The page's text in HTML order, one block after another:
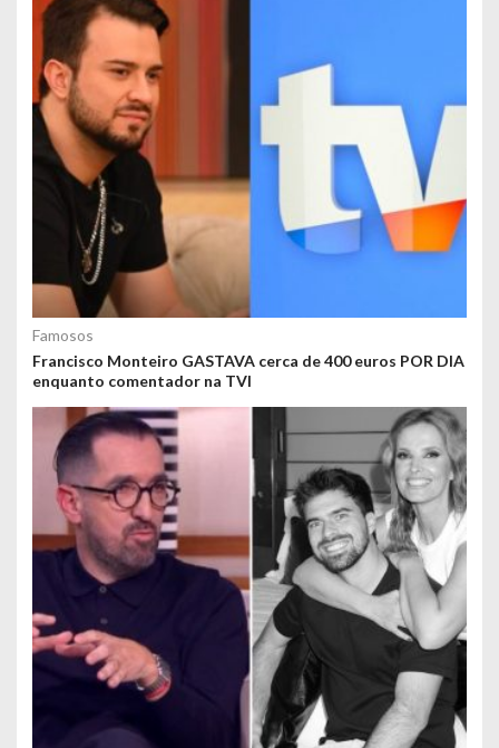
Famosos
Francisco Monteiro GASTAVA cerca de 400 euros POR DIA
enquanto comentador na TVI